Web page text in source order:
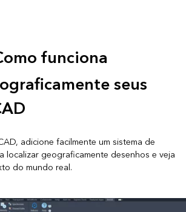
funciona
seus
adicione facilmente um sistema de
localizar geograficamente desenhos e veja
do mundo real.